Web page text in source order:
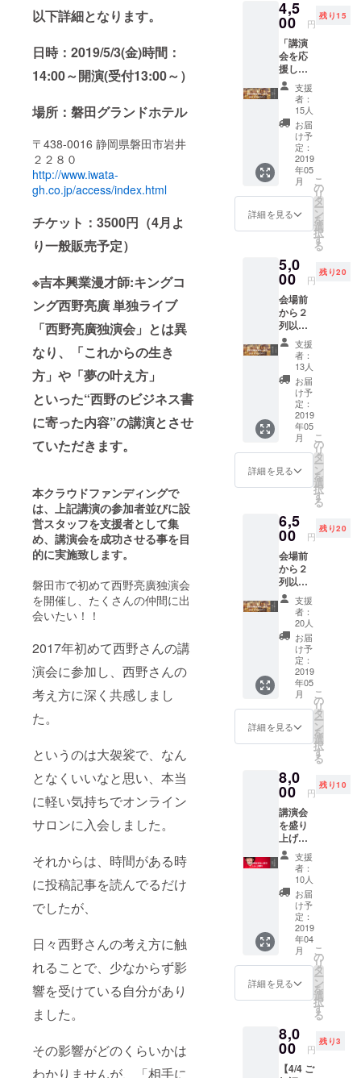
以下詳細となります。
日時：2019/5/3(金)時間：
14:00～開演(受付13:00～）
場所：磐田グランドホテル
〒438-0016 静岡県磐田市岩井
２２８０
http://www.iwata-
gh.co.jp/access/index.html
チケット：3500円（4月よ
り一般販売予定）
※吉本興業漫才師:キングコ
ング西野亮廣 単独ライブ
「西野亮廣独演会」とは異
なり、
「これからの生き
方」や「夢の叶え方」
といった“西野のビジネス書
に寄った内容”の講演とさせ
ていただきます。
本クラウドファンディングで
は、上記講演の参加者並びに設
営スタッフを支援者として集
め、講演会を成功させる事を目
的に実施致します。
磐田市で初めて西野亮廣独演会
を開催し、たくさんの仲間に出
会いたい！！
2017年初めて西野さんの講
演会に参加し、西野さんの
考え方に深く共感しまし
た。
というのは大袈裟で、なん
となくいいなと思い、本当
に軽い気持ちでオンライン
サロンに入会しました。
それからは、時間がある時
に投稿記事を読んでるだけ
でしたが、
日々西野さんの考え方に触
れることで、少なからず影
響を受けている自分があり
ました。
その影響がどのくらいかは
わかりませんが、「相手に
ファン
ディン
グでご
支援い
ただく
皆様に
は特別
料金
3000円
とさせ
ていた
だきま
す！
4,5
00 円
残り15
「講演
会を応
援した
い」
「講演
会も参
加した
い」
「西野
さんに
間近で
サイン
もらい
たい」
方にお
すすめ
一般席
と、こ
ちらで
ご用意
した中
から好
きな本
に、西
野さん
から直
接サイ
ンを入
れて貰
えま
す！
支援
者：
15人
お届
け予
定：
2019
年05
月
詳細を見る
こ
の
リ
タ
ー
ン
を
選
択
す
る
5,0
00 円
残り20
会場前
から２
列以内
を確約
しま
す。
「近く
で西野
さんを
みた
い！」
「講演
会も応
援した
い」方
向けで
支援
者：
13人
お届
け予
定：
2019
年05
月
詳細を見る
こ
の
リ
タ
ー
ン
を
選
択
す
る
6,5
00 円
残り20
会場前
から２
列以内
を確約
しま
す。
「近く
で西野
さんを
みた
い！」
「講演
会も応
援した
い」
「西野
間近で
サイン
もらい
たい」
方向け
です！
VIP席と
こちら
でご用
意した
中から
好きな
本に、
西野さ
んから
直接サ
インを
支援
者：
20人
お届
け予
定：
2019
年05
月
詳細を見る
こ
の
リ
タ
ー
ン
を
選
択
す
る
8,0
00 円
残り10
講演会
を盛り
上げる
設営ス
タッフ
になれ
ます！
講演会
ももち
ろん見
れま
す！終
了後
は、懇
親会で
は西野
ネタに
盛り上
がりま
しょ
支援
者：
10人
お届
け予
定：
2019
年04
月
詳細を見る
こ
の
リ
タ
ー
ン
を
選
択
す
る
8,0
00 円
残り3
【4/4 ご